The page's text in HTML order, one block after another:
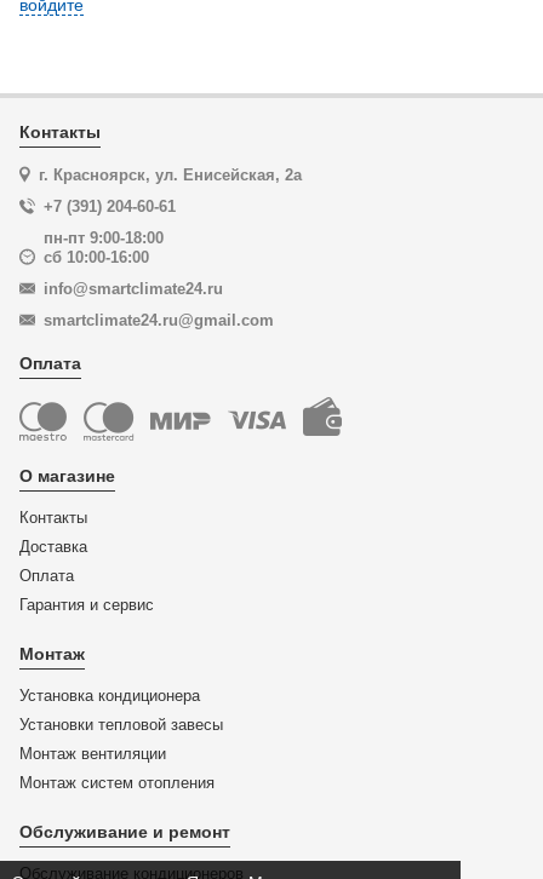
войдите
Контакты
г. Красноярск, ул. Енисейская, 2а
+7 (391) 204-60-61
пн-пт 9:00-18:00
сб 10:00-16:00
info@smartclimate24.ru
smartclimate24.ru@gmail.com
Оплата
О магазине
Контакты
Доставка
Оплата
Гарантия и сервис
Монтаж
Установка кондиционера
Установки тепловой завесы
Монтаж вентиляции
Монтаж систем отопления
Обслуживание и ремонт
Обслуживание кондиционеров